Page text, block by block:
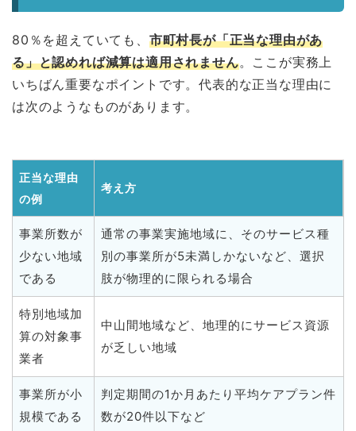
80％を超えていても、 市町村長が「正当な理由があ
る」と認めれば減算は適用されません。ここが実務上
いちばん重要なポイントです。代表的な正当な理由に
は次のようなものがあります。
正当な理由
の例
考え方
事業所数が
少ない地域
である
通常の事業実施地域に、そのサービス種
別の事業所が5未満しかないなど、選択
肢が物理的に限られる場合
特別地域加
算の対象事
業者
中山間地域など、地理的にサービス資源
が乏しい地域
事業所が小
規模である
判定期間の1か月あたり平均ケアプラン件
数が20件以下など